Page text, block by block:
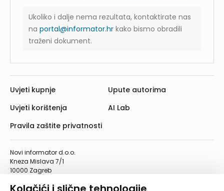
Ukoliko i dalje nema rezultata, kontaktirate nas
na portal@informator.hr kako bismo obradili
traženi dokument.
Novi informator d.o.o.
Kneza Mislava 7/1
10000 Zagreb
Telefaks: 01/4612-553
Uvjeti kupnje
Uvjeti korištenja
Pravila zaštite privatnosti
Upute autorima
AI Lab